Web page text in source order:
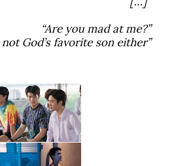
“Are you mad at me?”
not God’s favorite son either”